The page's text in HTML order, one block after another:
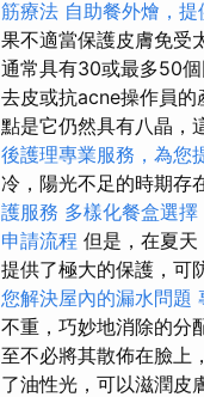
筋療法 自助餐外燴，
果不適當保護皮膚免受
通常具有30或最多50個
去皮或抗acne操作員的
點是它仍然具有八晶，
後護理專業服務，為您
冷，陽光不足的時期存
護服務 多樣化餐盒選
申請流程 但是，在夏
提供了極大的保護，可
您解決屋內的漏水問題
不重，巧妙地消除的分
至不必將其散佈在臉上
了油性光，可以滋潤皮